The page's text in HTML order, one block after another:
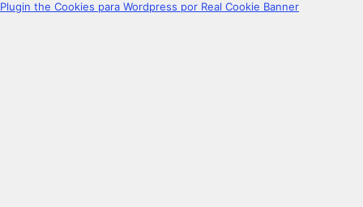
Plugin the Cookies para Wordpress por Real Cookie Banner